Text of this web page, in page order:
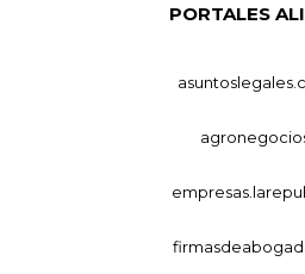
PORTALES